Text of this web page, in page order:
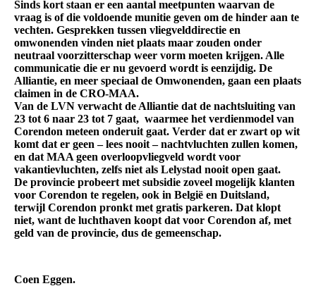
Sinds kort staan er een aantal meetpunten waarvan de
vraag is of die voldoende munitie geven om de hinder aan te
vechten. Gesprekken tussen vliegvelddirectie en
omwonenden vinden niet plaats maar zouden onder
neutraal voorzitterschap weer vorm moeten krijgen. Alle
communicatie die er nu gevoerd wordt is eenzijdig. De
Alliantie, en meer speciaal de Omwonenden, gaan een plaats
claimen in de CRO-MAA.
Van de LVN verwacht de Alliantie dat de nachtsluiting van
23 tot 6 naar 23 tot 7 gaat, waarmee het verdienmodel van
Corendon meteen onderuit gaat. Verder dat er zwart op wit
komt dat er geen – lees nooit – nachtvluchten zullen komen,
en dat MAA geen overloopvliegveld wordt voor
vakantievluchten, zelfs niet als Lelystad nooit open gaat.
De provincie probeert met subsidie zoveel mogelijk klanten
voor Corendon te regelen, ook in België en Duitsland,
terwijl Corendon pronkt met gratis parkeren. Dat klopt
niet, want de luchthaven koopt dat voor Corendon af, met
geld van de provincie, dus de gemeenschap.
Coen Eggen.